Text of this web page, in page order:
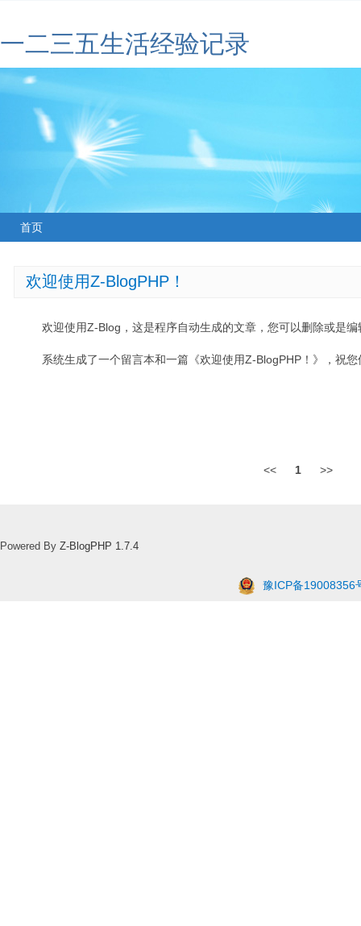
一二三五生活经验记录
首页
欢迎使用Z-BlogPHP！
欢迎使用Z-Blog，这是程序自动生成的文章，您可以删除或是编
系统生成了一个留言本和一篇《欢迎使用Z-BlogPHP！》，祝
<< 1 >>
Powered By Z-BlogPHP 1.7.4
豫ICP备19008356